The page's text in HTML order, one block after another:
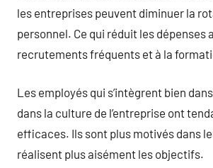
les entreprises peuvent diminuer la
personnel. Ce qui réduit les dépenses
recrutements fréquents et à la
Les employés qui s’intègrent bien
dans la culture de l’entreprise ont
efficaces. Ils sont plus motivés dans
réalisent plus aisément les objectifs.